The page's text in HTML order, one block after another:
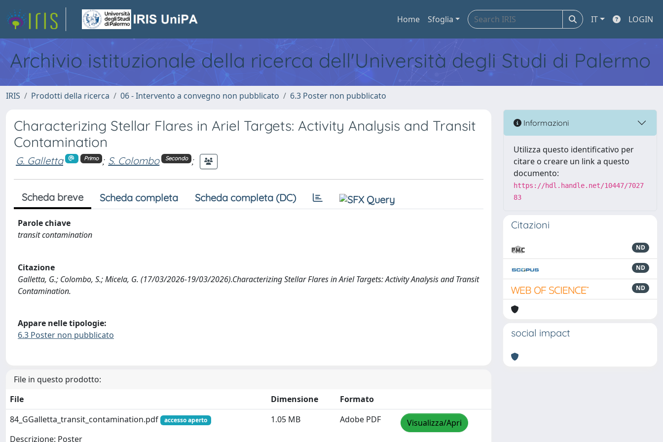
Home Sfoglia IT LOGIN
Archivio istituzionale della ricerca dell'Università degli Studi di Palermo
IRIS Prodotti della ricerca 06 - Intervento a convegno non pubblicato 6.3 Poster non pubblicato
Characterizing Stellar Flares in Ariel Targets: Activity Analysis and Transit
Contamination
G. Galletta Primo ; S. Colombo Secondo ;
Scheda breve Scheda completa Scheda completa (DC)
Parole chiave
transit contamination
Citazione
Galletta, G.; Colombo, S.; Micela, G. (17/03/2026-19/03/2026).Characterizing Stellar Flares in Ariel Targets: Activity Analysis and Transit
Contamination.
Appare nelle tipologie:
6.3 Poster non pubblicato
File in questo prodotto:
File
Dimensione
Formato
84_GGalletta_transit_contamination.pdf
accesso aperto
Descrizione: Poster
1.05 MB Adobe PDF Visualizza/Apri
Informazioni
Utilizza questo identificativo per
citare o creare un link a questo
documento:
https://hdl.handle.net/10447/7027
83
Citazioni
ND
ND
ND
social impact